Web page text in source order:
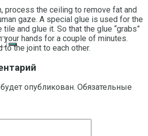
process the ceiling to remove fat and
gaze. A special glue is used for the
and glue it. So that the glue “grabs”
hands for a couple of minutes.
the joint to each other.
опубликован. Обязательные